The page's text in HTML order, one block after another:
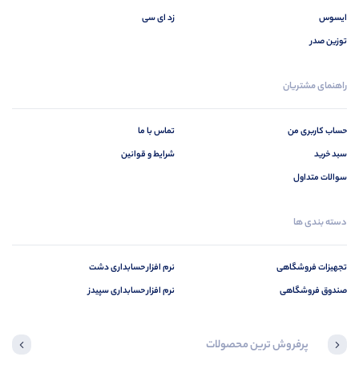
ایسوس
توزین صدر
زد ای سی
راهنمای مشتریان
حساب کاربری من
سبد خرید
سوالات متداول
تماس با ما
شرایط و قوانین
دسته بندی ها
تجهیزات فروشگاهی
صندوق فروشگاهی
نرم افزار حسابداری دشت
نرم افزار حسابداری سپیدز
پرفروش ترین محصولات